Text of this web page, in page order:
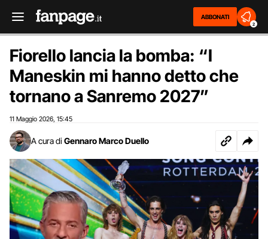
ABBONATI
2
Fiorello lancia la bomba: “I
Maneskin mi hanno detto che
tornano a Sanremo 2027”
11 Maggio 2026 15:45
A cura di Gennaro Marco Duello